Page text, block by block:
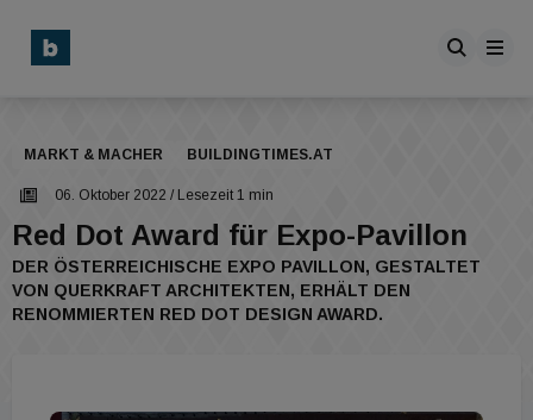
MARKT & MACHER BUILDINGTIMES.AT
06. Oktober 2022 / Lesezeit 1 min
Red Dot Award für Expo-Pavillon
DER ÖSTERREICHISCHE EXPO PAVILLON, GESTALTET
VON QUERKRAFT ARCHITEKTEN, ERHÄLT DEN
RENOMMIERTEN RED DOT DESIGN AWARD.